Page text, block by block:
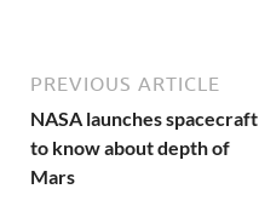
PREVIOUS ARTICLE
NASA launches spacecraft
to know about depth of
Mars